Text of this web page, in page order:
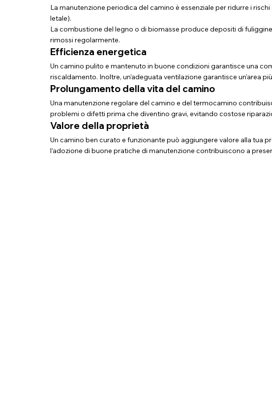
La manutenzione periodica del camino è essenziale per ridurre i
letale).
La combustione del legno o di biomasse produce depositi di
rimossi regolarmente.
Efficienza energetica
Un camino pulito e mantenuto in buone condizioni garantisce una
riscaldamento. Inoltre, un’adeguata ventilazione garantisce un’area
Prolungamento della vita del camino
Una manutenzione regolare del camino e del termocamino
problemi o difetti prima che diventino gravi, evitando costose
Valore della proprietà
Un camino ben curato e funzionante può aggiungere valore alla tua
l’adozione di buone pratiche di manutenzione contribuiscono a